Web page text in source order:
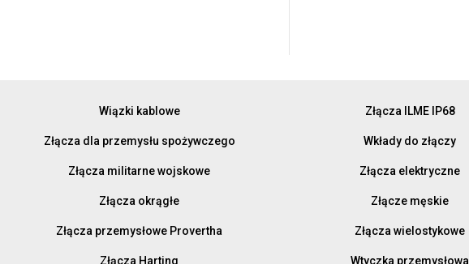
Wiązki kablowe
Złącza dla przemysłu spożywczego
Złącza militarne wojskowe
Złącza okrągłe
Złącza przemysłowe Provertha
Złącza Harting
Złącza ILME IP68
Wkłady do złączy
Złącza elektryczne
Złącze męskie
Złącza wielostykowe
Wtyczka przemysłowa